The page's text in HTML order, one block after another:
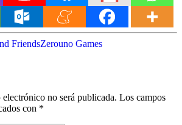
FriendsZerouno Games
no será publicada. Los campos
con *